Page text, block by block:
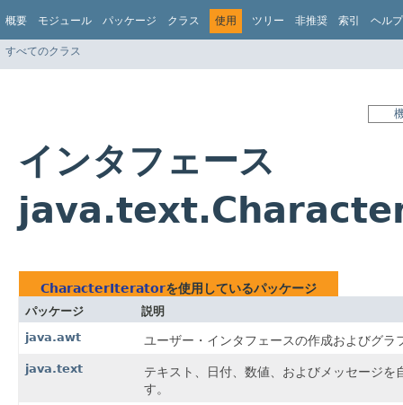
概要 モジュール パッケージ クラス 使用 ツリー 非推奨 索引 ヘルプ
すべてのクラス
インタフェース
CharacterIteratorを使用しているパッケージ
パッケージ
説明
java.awt
ユーザー・インタフェースの作成およびグ
java.text
テキスト、日付、数値、およびメッセージ
す。